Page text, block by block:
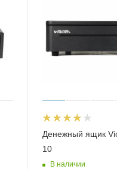
Денежный ящик
10
В наличии